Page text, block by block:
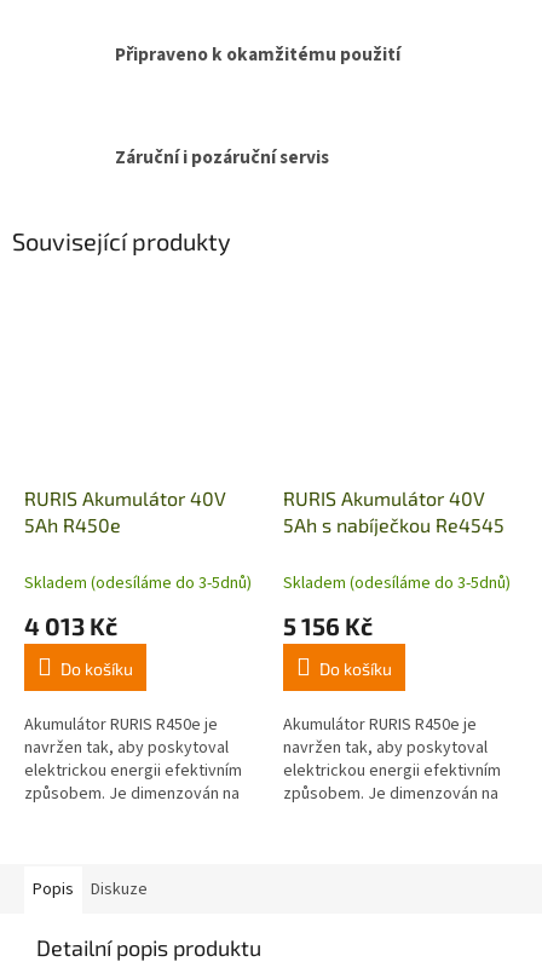
Připraveno k okamžitému použití
Záruční i pozáruční servis
Související produkty
RURIS Akumulátor 40V
5Ah R450e
Skladem (odesíláme do 3-5dnů)
4 013 Kč
Do košíku
Akumulátor RURIS R450e je
navržen tak, aby poskytoval
elektrickou energii efektivním
způsobem. Je dimenzován na
RURIS Akumulátor 40V
5Ah s nabíječkou Re4545
Skladem (odesíláme do 3-5dnů)
5 156 Kč
Do košíku
Akumulátor RURIS R450e je
navržen tak, aby poskytoval
elektrickou energii efektivním
způsobem. Je dimenzován na
Popis
Diskuze
Detailní popis produktu